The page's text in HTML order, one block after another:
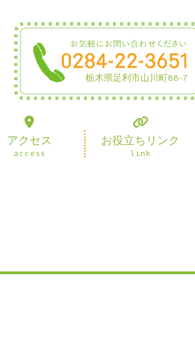
栃木県足利市山川町88-7
アクセス
access
お役立ちリンク
link